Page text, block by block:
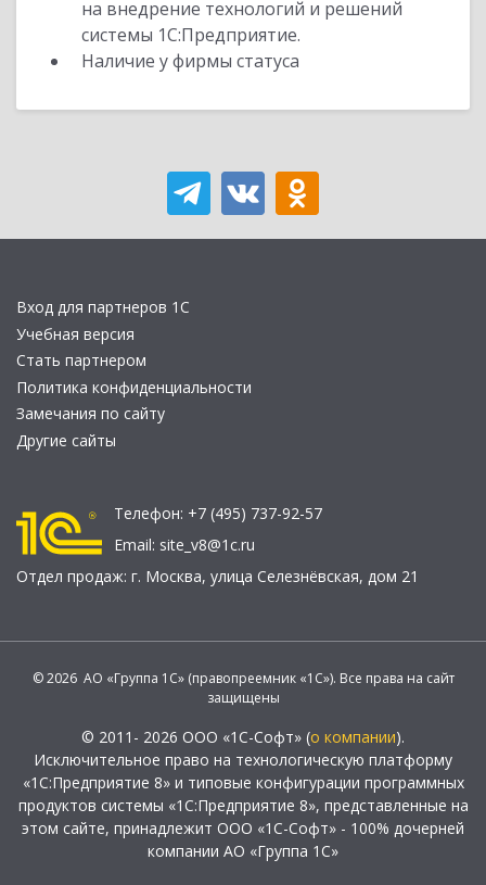
на внедрение технологий и решений
системы 1С:Предприятие.
Наличие у фирмы статуса
Вход для партнеров 1С
Учебная версия
Стать партнером
Политика конфиденциальности
Замечания по сайту
Другие сайты
Телефон: +7 (495) 737-92-57
Email: site_v8@1c.ru
Отдел продаж: г. Москва, улица Селезнёвская, дом 21
© 2026 АО «Группа 1С» (правопреемник «1С»). Все права на сайт
защищены
© 2011- 2026 ООО «1С-Софт» (о компании).
Исключительное право на технологическую платформу
«1С:Предприятие 8» и типовые конфигурации программных
продуктов системы «1С:Предприятие 8», представленные на
этом сайте, принадлежит ООО «1С-Софт» - 100% дочерней
компании АО «Группа 1С»